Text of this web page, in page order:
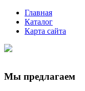
Главная
Каталог
Карта сайта
Мы предлагаем